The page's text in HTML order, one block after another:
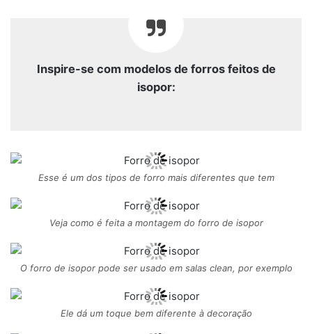
Inspire-se com modelos de forros feitos de
isopor:
Esse é um dos tipos de forro mais diferentes que tem
Veja como é feita a montagem do forro de isopor
O forro de isopor pode ser usado em salas clean, por exemplo
Ele dá um toque bem diferente à decoração